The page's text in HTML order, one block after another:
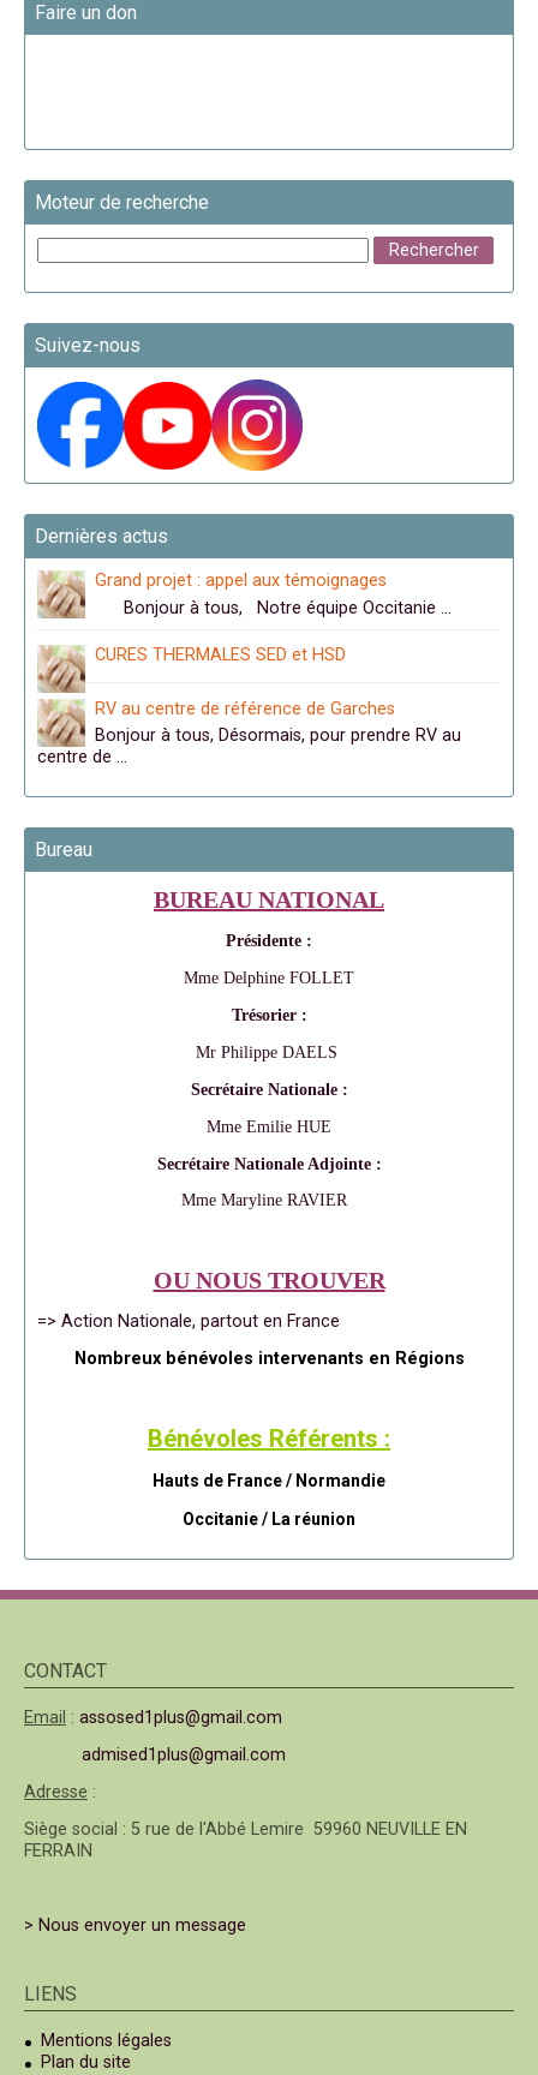
Faire un don
Moteur de recherche
Suivez-nous
Dernières actus
Grand projet : appel aux témoignages
Bonjour à tous, Notre équipe Occitanie …
CURES THERMALES SED et HSD
RV au centre de référence de Garches
Bonjour à tous, Désormais, pour prendre RV au
centre de …
Bureau
BUREAU NATIONAL
Présidente :
Mme Delphine FOLLET
Trésorier :
Mr Philippe DAELS
Secrétaire Nationale :
Mme Emilie HUE
Secrétaire Nationale Adjointe :
Mme Maryline RAVIER
OU NOUS TROUVER
=> Action Nationale, partout en France
Nombreux bénévoles intervenants en Régions
Bénévoles Référents :
Hauts de France / Normandie
Occitanie / La réunion
CONTACT
Email : assosed1plus@gmail.com
admised1plus@gmail.com
Adresse :
Siège social : 5 rue de l'Abbé Lemire 59960 NEUVILLE EN
FERRAIN
> Nous envoyer un message
LIENS
Mentions légales
Plan du site